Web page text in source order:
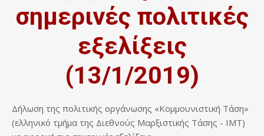
σημερινές πολιτικές
εξελίξεις
(13/1/2019)
Δήλωση της πολιτικής οργάνωσης «Κομμουνιστική Τάση»
(ελληνικό τμήμα της Διεθνούς Μαρξιστικής Τάσης - ΙΜΤ)